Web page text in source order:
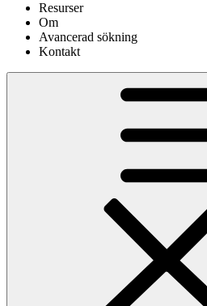
Resurser
Om
Avancerad sökning
Kontakt